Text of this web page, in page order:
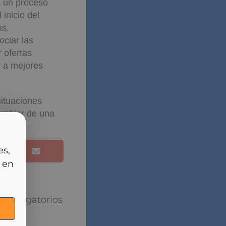
un proceso
inicio del
las
ofertas
a mejores
de una
están